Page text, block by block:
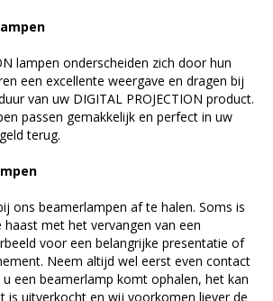
lampen onderscheiden zich door hun
een excellente weergave en dragen bij
van uw DIGITAL PROJECTION product.
passen gemakkelijk en perfect in uw
terug.
ons beamerlampen af te halen. Soms is
met het vervangen van een
voor een belangrijke presentatie of
Neem altijd wel eerst even contact
een beamerlamp komt ophalen, het kan
is uitverkocht en wij voorkomen liever de